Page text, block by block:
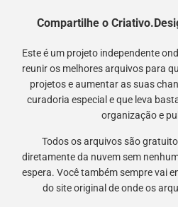
Compartilhe o
Este é um projeto independente
reunir os melhores arquivos para
projetos e aumentar as suas
curadoria especial e que leva
organização e
Todos os arquivos são
diretamente da nuvem sem
espera. Você também sempre vai
do site original de onde os